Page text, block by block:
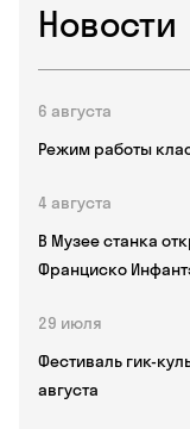
Новости
6 августа
Режим работы
4 августа
В Музее станка
Франциско
29 июля
Фестиваль гик-
августа